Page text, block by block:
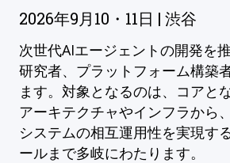
2026年9月10・11日 | 渋谷
次世代AIエージェントの開発を
研究者、プラットフォーム構築
ます。対象となるのは、コアと
アーキテクチャやインフラから
システムの相互運用性を実現す
ールまで多岐にわたります。